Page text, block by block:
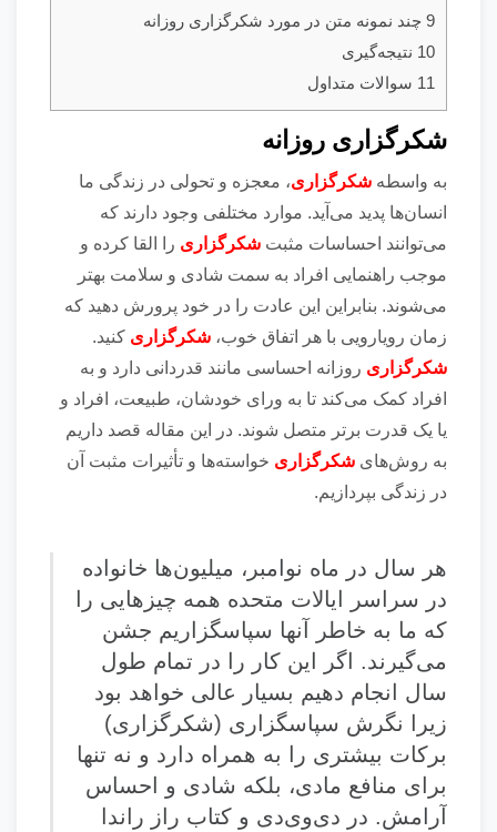
9 چند نمونه متن در مورد شکرگزاری روزانه
10 نتیجه‌گیری
11 سوالات متداول
شکرگزاری روزانه
به واسطه شکرگزاری، معجزه و تحولی در زندگی ما
انسان‌ها پدید می‌آید. موارد مختلفی وجود دارند که
می‌توانند احساسات مثبت شکرگزاری را القا کرده و
موجب راهنمایی افراد به سمت شادی و سلامت بهتر
می‌شوند. بنابراین این عادت را در خود پرورش دهید که
زمان رویارویی با هر اتفاق خوب، شکرگزاری کنید.
شکرگزاری روزانه احساسی مانند قدردانی دارد و به
افراد کمک می‌کند تا به ورای خودشان، طبیعت، افراد و
یا یک قدرت برتر متصل شوند. در این مقاله قصد داریم
به روش‌های شکرگزاری خواسته‌ها و تأثیرات مثبت آن
در زندگی بپردازیم.
هر سال در ماه نوامبر، میلیون‌ها خانواده
در سراسر ایالات متحده همه چیزهایی را
که ما به خاطر آنها سپاسگزاریم جشن
می‌گیرند. اگر این کار را در تمام طول
سال انجام دهیم بسیار عالی خواهد بود
زیرا نگرش سپاسگزاری (شکرگزاری)
برکات بیشتری را به همراه دارد و نه تنها
برای منافع مادی، بلکه شادی و احساس
آرامش. در دی‌وی‌دی و کتاب راز راندا